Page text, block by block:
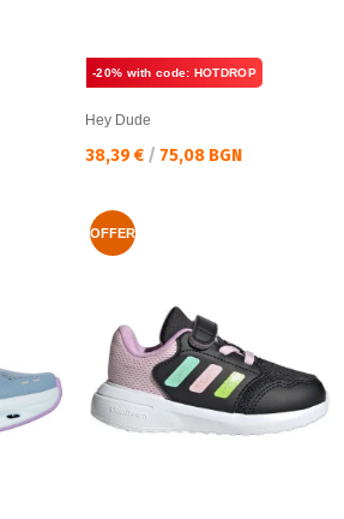
-20% with code: HOTDROP
Hey Dude
Текуща цена:
38,39 € / 75,08 BGN
OFFER